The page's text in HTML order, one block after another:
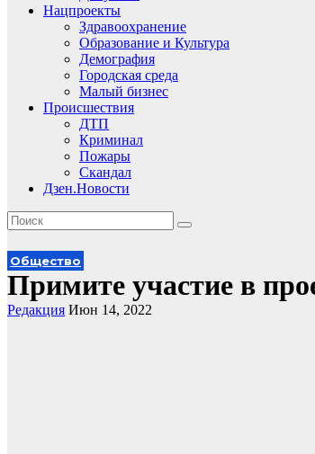
Нацпроекты
Здравоохранение
Образование и Культура
Демография
Городская среда
Малый бизнес
Происшествия
ДТП
Криминал
Пожары
Скандал
Дзен.Новости
Общество
Примите участие в
Редакция Июн 14, 2022